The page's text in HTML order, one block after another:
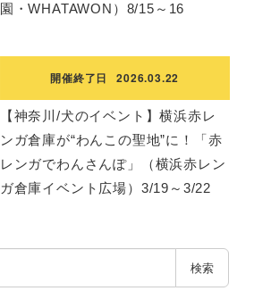
園・WHATAWON）8/15～16
開催終了日 2026.03.22
【神奈川/犬のイベント】横浜赤レ
ンガ倉庫が“わんこの聖地”に！「赤
レンガでわんさんぽ」（横浜赤レン
ガ倉庫イベント広場）3/19～3/22
検索